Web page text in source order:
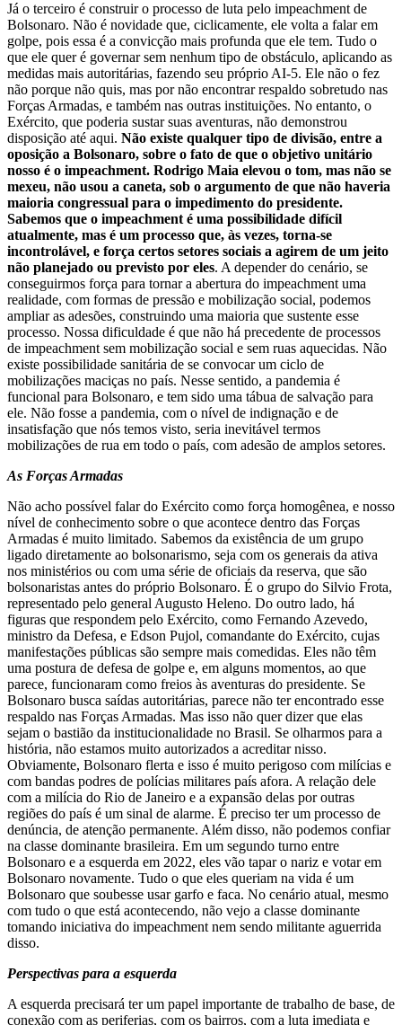
Já o terceiro é construir o processo de luta pelo impeachment de
Bolsonaro. Não é novidade que, ciclicamente, ele volta a falar em
golpe, pois essa é a convicção mais profunda que ele tem. Tudo o
que ele quer é governar sem nenhum tipo de obstáculo, aplicando as
medidas mais autoritárias, fazendo seu próprio AI-5. Ele não o fez
não porque não quis, mas por não encontrar respaldo sobretudo nas
Forças Armadas, e também nas outras instituições. No entanto, o
Exército, que poderia sustar suas aventuras, não demonstrou
disposição até aqui. Não existe qualquer tipo de divisão, entre a
oposição a Bolsonaro, sobre o fato de que o objetivo unitário
nosso é o impeachment. Rodrigo Maia elevou o tom, mas não se
mexeu, não usou a caneta, sob o argumento de que não haveria
maioria congressual para o impedimento do presidente.
Sabemos que o impeachment é uma possibilidade difícil
atualmente, mas é um processo que, às vezes, torna-se
incontrolável, e força certos setores sociais a agirem de um jeito
não planejado ou previsto por eles. A depender do cenário, se
conseguirmos força para tornar a abertura do impeachment uma
realidade, com formas de pressão e mobilização social, podemos
ampliar as adesões, construindo uma maioria que sustente esse
processo. Nossa dificuldade é que não há precedente de processos
de impeachment sem mobilização social e sem ruas aquecidas. Não
existe possibilidade sanitária de se convocar um ciclo de
mobilizações maciças no país. Nesse sentido, a pandemia é
funcional para Bolsonaro, e tem sido uma tábua de salvação para
ele. Não fosse a pandemia, com o nível de indignação e de
insatisfação que nós temos visto, seria inevitável termos
mobilizações de rua em todo o país, com adesão de amplos setores.
As Forças Armadas
Não acho possível falar do Exército como força homogênea, e nosso
nível de conhecimento sobre o que acontece dentro das Forças
Armadas é muito limitado. Sabemos da existência de um grupo
ligado diretamente ao bolsonarismo, seja com os generais da ativa
nos ministérios ou com uma série de oficiais da reserva, que são
bolsonaristas antes do próprio Bolsonaro. É o grupo do Silvio Frota,
representado pelo general Augusto Heleno. Do outro lado, há
figuras que respondem pelo Exército, como Fernando Azevedo,
ministro da Defesa, e Edson Pujol, comandante do Exército, cujas
manifestações públicas são sempre mais comedidas. Eles não têm
uma postura de defesa de golpe e, em alguns momentos, ao que
parece, funcionaram como freios às aventuras do presidente. Se
Bolsonaro busca saídas autoritárias, parece não ter encontrado esse
respaldo nas Forças Armadas. Mas isso não quer dizer que elas
sejam o bastião da institucionalidade no Brasil. Se olharmos para a
história, não estamos muito autorizados a acreditar nisso.
Obviamente, Bolsonaro flerta e isso é muito perigoso com milícias e
com bandas podres de polícias militares país afora. A relação dele
com a milícia do Rio de Janeiro e a expansão delas por outras
regiões do país é um sinal de alarme. É preciso ter um processo de
denúncia, de atenção permanente. Além disso, não podemos confiar
na classe dominante brasileira. Em um segundo turno entre
Bolsonaro e a esquerda em 2022, eles vão tapar o nariz e votar em
Bolsonaro novamente. Tudo o que eles queriam na vida é um
Bolsonaro que soubesse usar garfo e faca. No cenário atual, mesmo
com tudo o que está acontecendo, não vejo a classe dominante
tomando iniciativa do impeachment nem sendo militante aguerrida
disso.
Perspectivas para a esquerda
A esquerda precisará ter um papel importante de trabalho de base, de
conexão com as periferias, com os bairros, com a luta imediata e